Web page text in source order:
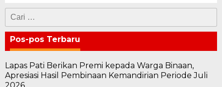
Cari
untuk:
Pos-pos Terbaru
Lapas Pati Berikan Premi kepada Warga Binaan,
Apresiasi Hasil Pembinaan Kemandirian Periode Juli
2026